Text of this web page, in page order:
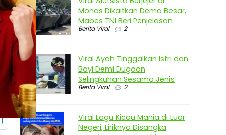
Monas Dikaitkan Demo Besar,
Mabes TNI Beri Penjelasan
Berita Viral 2
Viral Ayah Tinggalkan Istri dan
Bayi Demi Dugaan
Selingkuhan Sesama Jenis
Berita Viral 2
Viral Lagu Kicau Mania di Luar
Negeri, Liriknya Disangka